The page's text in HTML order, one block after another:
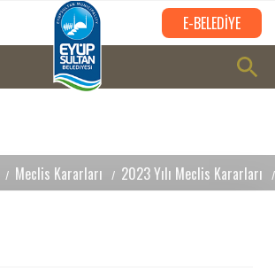
E-BELEDİYE
Meclis Kararları 2023 Yılı Meclis Kararları